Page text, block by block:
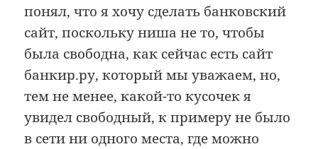
понял, что я хочу сделать банковский
сайт, поскольку ниша не то, чтобы
была свободна, как сейчас есть сайт
банкир.ру, который мы уважаем, но,
тем не менее, какой-то кусочек я
увидел свободный, к примеру не было
в сети ни одного места, где можно